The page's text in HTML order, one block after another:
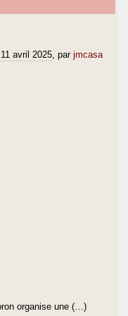
11 avril 2025, par jmcasa
organise une (…)